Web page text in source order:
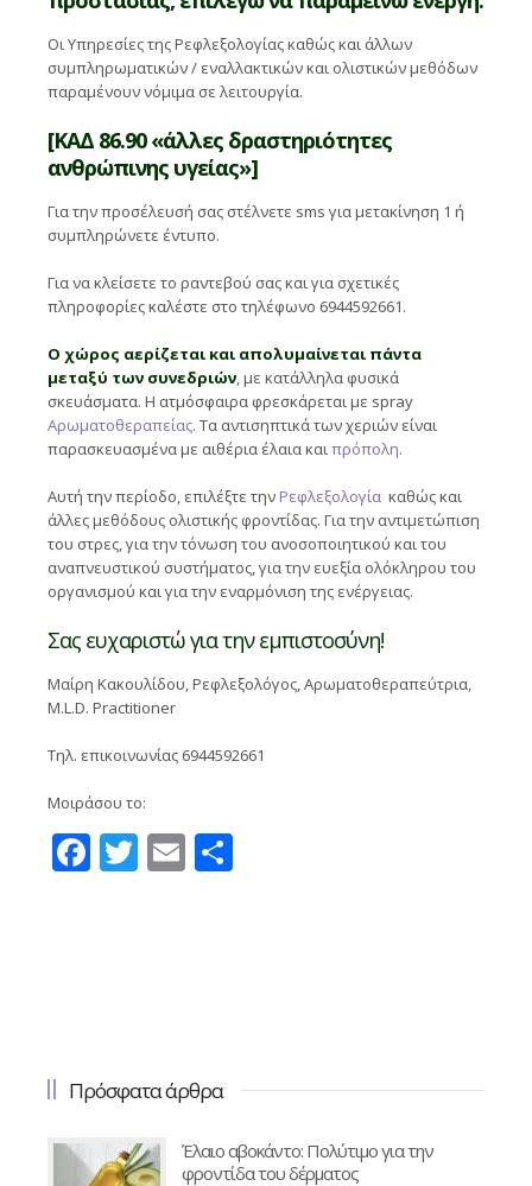
Οι Υπηρεσίες της Ρεφλεξολογίας καθώς και άλλων
συμπληρωματικών / εναλλακτικών και ολιστικών μεθόδων
παραμένουν νόμιμα σε λειτουργία.
[ΚΑΔ 86.90 «άλλες δραστηριότητες
ανθρώπινης υγείας»]
Για την προσέλευσή σας στέλνετε sms για μετακίνηση 1 ή
συμπληρώνετε έντυπο.
Για να κλείσετε το ραντεβού σας και για σχετικές
πληροφορίες καλέστε στο τηλέφωνο 6944592661.
Ο χώρος αερίζεται και απολυμαίνεται πάντα
μεταξύ των συνεδριών, με κατάλληλα φυσικά
σκευάσματα. Η ατμόσφαιρα φρεσκάρεται με spray
Αρωματοθεραπείας. Τα αντισηπτικά των χεριών είναι
παρασκευασμένα με αιθέρια έλαια καιπρόπολη.
Αυτή την περίοδο, επιλέξτε την Ρεφλεξολογία καθώς και
άλλες μεθόδους ολιστικής φροντίδας. Για την αντιμετώπιση
του στρες, για την τόνωση του ανοσοποιητικού και του
αναπνευστικού συστήματος, για την ευεξία ολόκληρου του
οργανισμού και για την εναρμόνιση της ενέργειας.
Σας ευχαριστώ για την εμπιστοσύνη!
Μαίρη Κακουλίδου, Ρεφλεξολόγος, Αρωματοθεραπεύτρια,
M.L.D. Practitioner
Τηλ. επικοινωνίας 6944592661
Μοιράσου το:
Facebook
Twitter
Email
Πρόσφατα άρθρα
Έλαιο αβοκάντο: Πολύτιμο για την
φροντίδα του δέρματος